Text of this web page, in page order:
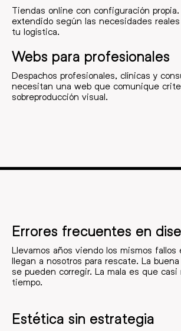
Tiendas online con configuración
extendido según las necesidades
tu logística.
Webs para profesionales
Despachos profesionales, clínicas y
necesitan una web que comunique
sobreproducción visual.
Errores frecuentes en
Llevamos años viendo los mismos
llegan a nosotros para rescate. La
se pueden corregir. La mala es que casi
tiempo.
Estética sin estrategia